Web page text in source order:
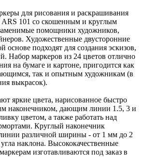
для рисования и раскрашивания
ARS 101 со скошенным и круглым
помощники художников,
Художественные двусторонние
основе подходят для создания эскизов,
Набор маркеров из 24 цветов отлично
на бумаге и картоне, пригодится как
так и опытным художникам (в
выкрасок).
яркие цвета, нарисованное быстро
наконечником, дающим линии 1.5, 3 и
цветом, а также работать над
Круглый наконечник
линии различной ширины - от 1 мм до 2
наклона. Высококачественные
изготавливаются под заказ в